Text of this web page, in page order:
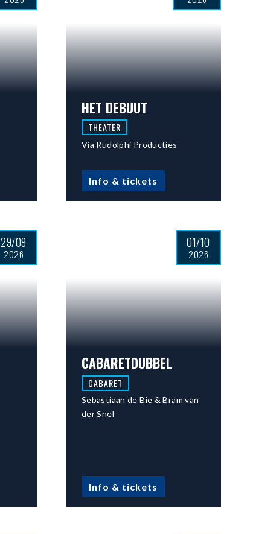
HET DEBUUT
THEATER
Via Rudolphi Producties
Info & tickets
29/09
2026
01/10
2026
CABARETDUBBEL
CABARET
Sebastiaan de Bie & Bram van
der Snel
Info & tickets